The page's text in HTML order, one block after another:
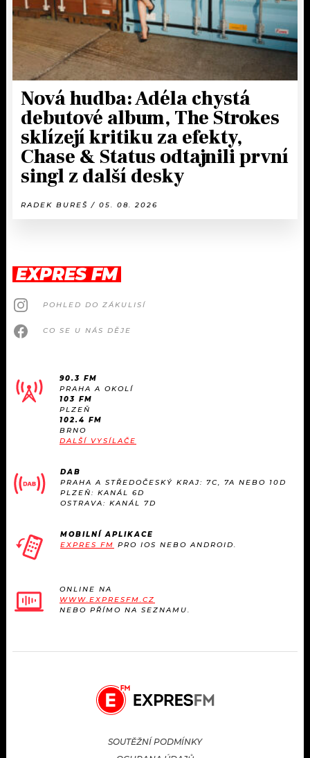
Nová hudba: Adéla chystá
debutové album, The Strokes
sklízejí kritiku za efekty,
Chase & Status odtajnili první
singl z další desky
RADEK BUREŠ / 05. 08. 2026
EXPRES FM
POHLED DO ZÁKULISÍ
CO SE U NÁS DĚJE
90.3 FM
PRAHA A OKOLÍ
103 FM
PLZEŇ
102.4 FM
BRNO
DALŠÍ VYSÍLAČE
DAB
PRAHA A STŘEDOČESKÝ KRAJ: 7C, 7A NEBO 10D
PLZEŇ: KANÁL 6D
OSTRAVA: KANÁL 7D
MOBILNÍ APLIKACE
EXPRES FM PRO IOS NEBO ANDROID.
ONLINE NA
WWW.EXPRESFM.CZ
NEBO PŘÍMO NA SEZNAMU.
SOUTĚŽNÍ PODMÍNKY